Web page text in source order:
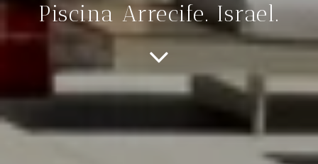
Piscina Arrecife. Israel.